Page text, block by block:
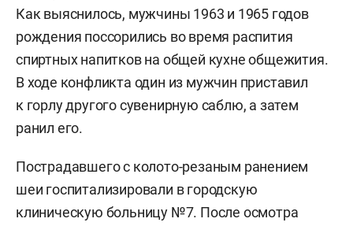
Как выяснилось, мужчины 1963 и 1965 годов
рождения поссорились во время распития
спиртных напитков на общей кухне общежития.
В ходе конфликта один из мужчин приставил
к горлу другого сувенирную саблю, а затем
ранил его.
Пострадавшего с колото-резаным ранением
шеи госпитализировали в городскую
клиническую больницу №7. После осмотра